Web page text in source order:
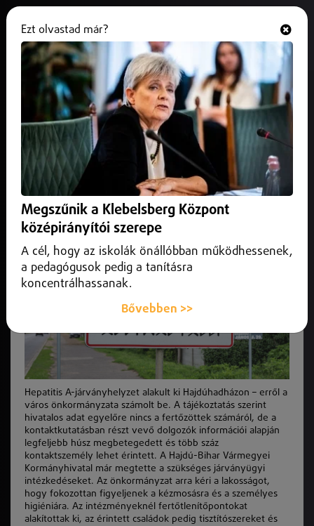
Járványhelyzet alakult ki Hajdú-
Biharban
2026. május 15.Hajdú-Bihar vármegye
Hepatitis A-járványhelyzet alakult ki Hajdúhadházon –
Hepatitis A-járványhelyzet alakult ki Hajdúhadházon – erről a
város önkormányzata számolt be. A tájékoztatás szerint
hivatalos adat egyelőre nincs a fertőzöttek számáról, de a
kontaktkutatásban részt vevő dolgozók információi alapján
legfeljebb húsz megbetegedett és több száz
kontaktszemély lehet érintett. A Hajdú-Bihar Vármegyei
Kormányhivatal már megtette a szükséges járványügyi
intézkedéseket. Az önkormányzat arra kéri a lakosságot,
hogy fokozottan figyeljenek a kézmosásra és a személyes
higiéniára. Az intézményeknél fertőtlenítőpontokat
alakítottak ki, az érintett családok pedig tisztítószereket és
Ezt olvastad már?
Megszűnik a Klebelsberg Központ
középirányítói szerepe
A cél, hogy az iskolák önállóbban működhessenek,
a pedagógusok pedig a tanításra
koncentrálhassanak.
Bővebben >>